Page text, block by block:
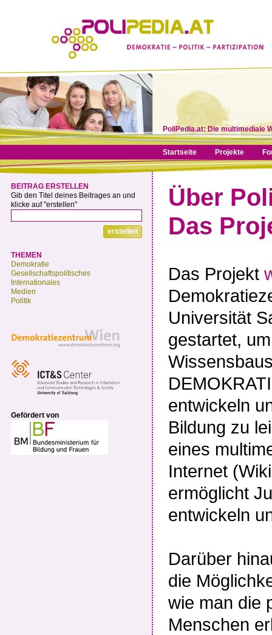
PoliPedia.at: Die multimediale
Startseite Projekte
Über
Das
Das Projekt
Universität
gestartet,
entwickeln
Bildung zu
eines
Internet
ermöglicht
entwickeln
Darüber
die
wie man die
Menschen
BEITRAG ERSTELLEN
Gib den Titel deines Beitrages an und
klicke auf "erstellen"
THEMEN
Demokratie
Gesellschaftspolitisches
Internationales
Medien
Politik
Gefördert von